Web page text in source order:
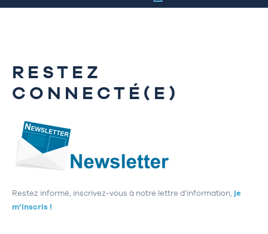
RESTEZ
CONNECTÉ(E)
Restez informé, inscrivez-vous à notre lettre d’information, je
m’inscris !